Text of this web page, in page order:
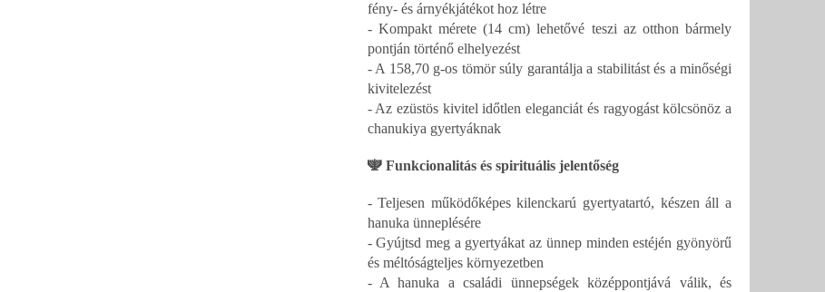
fény- és árnyékjátékot hoz létre
- Kompakt mérete (14 cm) lehetővé teszi az otthon bármely
pontján történő elhelyezést
- A 158,70 g-os tömör súly garantálja a stabilitást és a minőségi
kivitelezést
- Az ezüstös kivitel időtlen eleganciát és ragyogást kölcsönöz a
chanukiya gyertyáknak
🕎 Funkcionalitás és spirituális jelentőség
- Teljesen működőképes kilenckarú gyertyatartó, készen áll a
hanuka ünneplésére
- Gyújtsd meg a gyertyákat az ünnep minden estéjén gyönyörű
és méltóságteljes környezetben
- A hanuka a családi ünnepségek középpontjává válik, és